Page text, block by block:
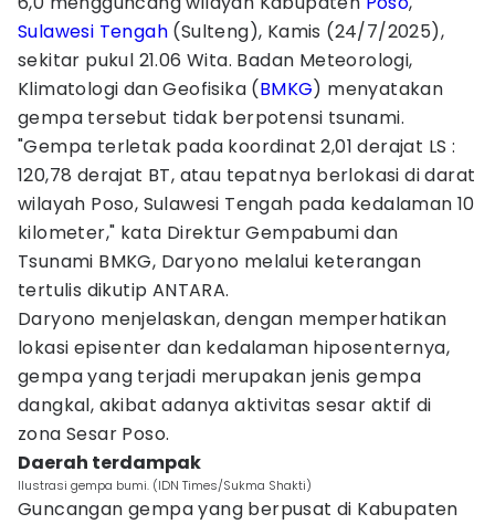
Sulawesi Tengah (Sulteng), Kamis (24/7/2025),
sekitar pukul 21.06 Wita. Badan Meteorologi,
Klimatologi dan Geofisika (BMKG) menyatakan
gempa tersebut tidak berpotensi tsunami.
"Gempa terletak pada koordinat 2,01 derajat LS :
120,78 derajat BT, atau tepatnya berlokasi di darat
wilayah Poso, Sulawesi Tengah pada kedalaman 10
kilometer," kata Direktur Gempabumi dan
Tsunami BMKG, Daryono melalui keterangan
tertulis dikutip ANTARA.
Daryono menjelaskan, dengan memperhatikan
lokasi episenter dan kedalaman hiposenternya,
gempa yang terjadi merupakan jenis gempa
dangkal, akibat adanya aktivitas sesar aktif di
zona Sesar Poso.
Daerah terdampak
Ilustrasi gempa bumi. (IDN Times/Sukma Shakti)
Guncangan gempa yang berpusat di Kabupaten